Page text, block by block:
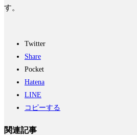
す。
Twitter
Share
Pocket
Hatena
LINE
コピーする
関連記事